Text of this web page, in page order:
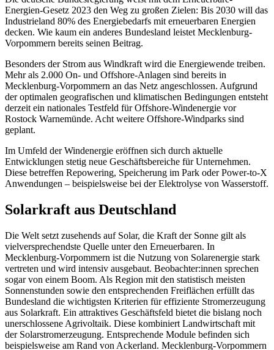
Energien-Gesetz 2023 den Weg zu großen Zielen: Bis 2030 will das
Industrieland 80% des Energiebedarfs mit erneuerbaren Energien
decken. Wie kaum ein anderes Bundesland leistet Mecklenburg-
Vorpommern bereits seinen Beitrag.
Besonders der Strom aus Windkraft wird die Energiewende treiben.
Mehr als 2.000 On- und Offshore-Anlagen sind bereits in
Mecklenburg-Vorpommern an das Netz angeschlossen. Aufgrund
der optimalen geografischen und klimatischen Bedingungen entsteht
derzeit ein nationales Testfeld für Offshore-Windenergie vor
Rostock Warnemünde. Acht weitere Offshore-Windparks sind
geplant.
Im Umfeld der Windenergie eröffnen sich durch aktuelle
Entwicklungen stetig neue Geschäftsbereiche für Unternehmen.
Diese betreffen Repowering, Speicherung im Park oder Power-to-X
Anwendungen – beispielsweise bei der Elektrolyse von Wasserstoff.
Solarkraft aus Deutschland
Die Welt setzt zusehends auf Solar, die Kraft der Sonne gilt als
vielversprechendste Quelle unter den Erneuerbaren. In
Mecklenburg-Vorpommern ist die Nutzung von Solarenergie stark
vertreten und wird intensiv ausgebaut. Beobachter:innen sprechen
sogar von einem Boom. Als Region mit den statistisch meisten
Sonnenstunden sowie den entsprechenden Freiflächen erfüllt das
Bundesland die wichtigsten Kriterien für effiziente Stromerzeugung
aus Solarkraft. Ein attraktives Geschäftsfeld bietet die bislang noch
unerschlossene Agrivoltaik. Diese kombiniert Landwirtschaft mit
der Solarstromerzeugung. Entsprechende Module befinden sich
beispielsweise am Rand von Ackerland. Mecklenburg-Vorpommern